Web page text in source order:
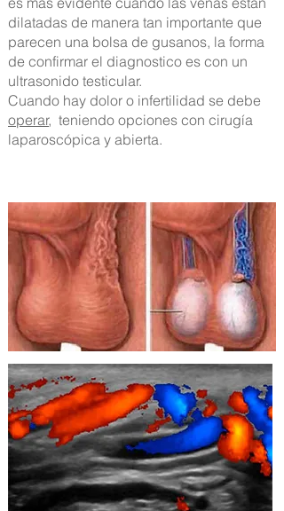
dilatadas de manera tan importante que
parecen una bolsa de gusanos, la forma
de confirmar el diagnostico es con un
ultrasonido testicular.
Cuando hay dolor o infertilidad se debe
operar, teniendo opciones con cirugía
laparoscópica y abierta.